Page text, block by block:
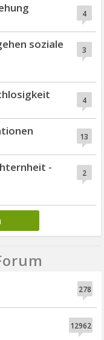
4
3
soziale
4
13
2
-
278
12962